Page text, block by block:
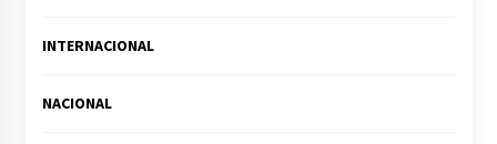
INTERNACIONAL
NACIONAL